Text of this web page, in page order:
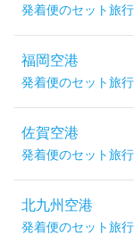
発着便のセット旅行
福岡空港
発着便のセット旅行
佐賀空港
発着便のセット旅行
北九州空港
発着便のセット旅行